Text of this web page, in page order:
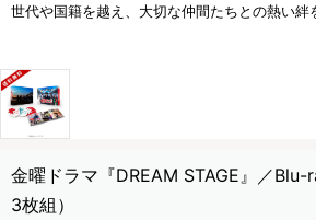
世代や国籍を越え、大切な仲間たちとの熱い絆
金曜ドラマ『DREAM STAGE』／Blu-
3枚組）